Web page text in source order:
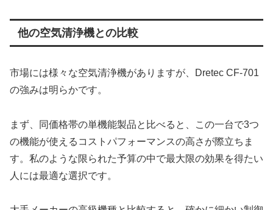
他の空気清浄機との比較
市場には様々な空気清浄機がありますが、Dretec CF-701
の強みは明らかです。
まず、同価格帯の単機能製品と比べると、この一台で3つ
の機能が使えるコストパフォーマンスの高さが際立ちま
す。私のような限られた予算の中で最大限の効果を得たい
人には最適な選択です。